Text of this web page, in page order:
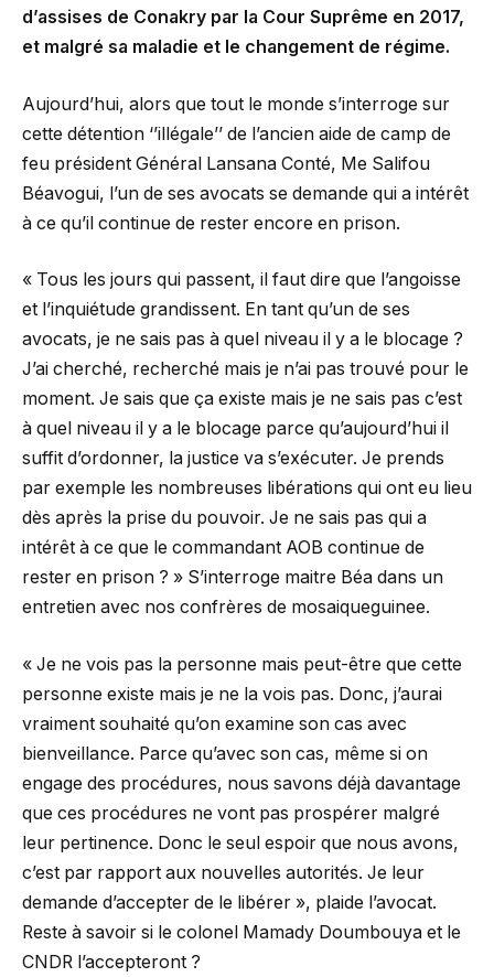
d’assises de Conakry par la Cour Suprême en 2017,
et malgré sa maladie et le changement de régime.
Aujourd’hui, alors que tout le monde s’interroge sur
cette détention ‘’illégale’’ de l’ancien aide de camp de
feu président Général Lansana Conté, Me Salifou
Béavogui, l’un de ses avocats se demande qui a intérêt
à ce qu’il continue de rester encore en prison.
« Tous les jours qui passent, il faut dire que l’angoisse
et l’inquiétude grandissent. En tant qu’un de ses
avocats, je ne sais pas à quel niveau il y a le blocage ?
J’ai cherché, recherché mais je n’ai pas trouvé pour le
moment. Je sais que ça existe mais je ne sais pas c’est
à quel niveau il y a le blocage parce qu’aujourd’hui il
suffit d’ordonner, la justice va s’exécuter. Je prends
par exemple les nombreuses libérations qui ont eu lieu
dès après la prise du pouvoir. Je ne sais pas qui a
intérêt à ce que le commandant AOB continue de
rester en prison ? » S’interroge maitre Béa dans un
entretien avec nos confrères de mosaiqueguinee.
« Je ne vois pas la personne mais peut-être que cette
personne existe mais je ne la vois pas. Donc, j’aurai
vraiment souhaité qu’on examine son cas avec
bienveillance. Parce qu’avec son cas, même si on
engage des procédures, nous savons déjà davantage
que ces procédures ne vont pas prospérer malgré
leur pertinence. Donc le seul espoir que nous avons,
c’est par rapport aux nouvelles autorités. Je leur
demande d’accepter de le libérer », plaide l’avocat.
Reste à savoir si le colonel Mamady Doumbouya et le
CNDR l’accepteront ?